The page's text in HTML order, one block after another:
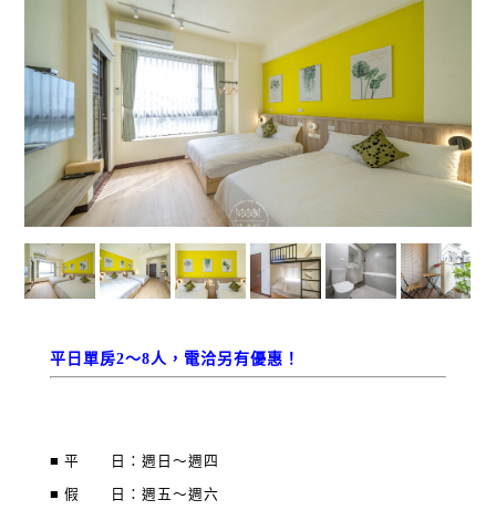
平日單房2～8人，電洽另有優惠！
■ 平 日：週日～週四
■ 假 日：週五～週六